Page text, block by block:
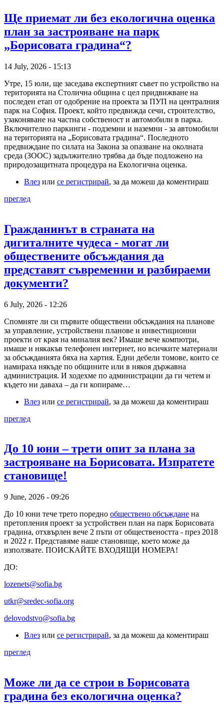
Ще приемат ли без екологична оценка
план за застрояване на парк
„Борисовата градина“?
14 July, 2026 - 15:13
Утре, 15 юли, ще заседава експертният съвет по устройство на
територията на Столична община с цел придвижване на
последен етап от одобрение на проекта за ПУП на централния
парк на София. Проект, който предвижда сечи, строителство,
узаконяване на частна собственост и автомобили в парка.
Включително паркинги - подземни и наземни - за автомобили
на територията на „Борисовата градина“. Последното
предвиждане по силата на Закона за опазване на околната
среда (ЗООС) задължително трябва да бъде подложено на
природозащитната процедура на Екологична оценка.
Влез или се регистрирай, за да можеш да коментираш
преглед
Гражданинът в страната на
дигиталните чудеса - могат ли
обществените обсъждания да
представят съвременни и разбираеми
документи?
6 July, 2026 - 12:26
Спомняте ли си първите обществени обсъждания на планове
за управление, устройствени планове и инвестиционни
проекти от края на миналия век? Имаше вече компютри,
имаше и някакъв телефонен интернет, но всичките материали
за обсъжданията бяха на хартия. Едни дебели томове, които се
намираха някъде по общините или в някоя държавна
администрация. И ходехме по администрации да ги четем и
където ни даваха – да ги копираме…
Влез или се регистрирай, за да можеш да коментираш
преглед
До 10 юни – трети опит за плана за
застрояване на Борисовата. Изпратете
становище!
9 June, 2026 - 09:26
До 10 юни тече трето поредно обществено обсъждане на
претопления проект за устройствен план на парк Борисовата
градина, отхвърлен вече 2 пъти от обществеността - през 2018
и 2022 г. Представяме наше становище, което може да
използвате. ПОИСКАЙТЕ ВХОДЯЩИ НОМЕРА!
ДО:
lozenets@sofia.bg
utkr@sredec-sofia.org
delovodstvo@sofia.bg
Влез или се регистрирай, за да можеш да коментираш
преглед
Може ли да се строи в Борисовата
градина без екологична оценка?